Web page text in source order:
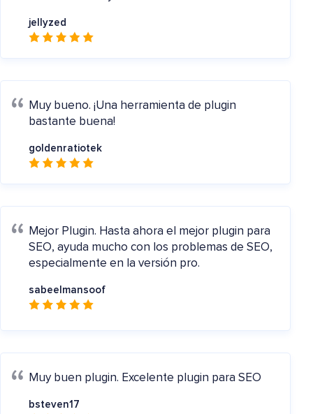
jellyzed
Muy bueno. ¡Una herramienta de plugin
bastante buena!
goldenratiotek
Mejor Plugin. Hasta ahora el mejor plugin para
SEO, ayuda mucho con los problemas de SEO,
especialmente en la versión pro.
sabeelmansoof
Muy buen plugin. Excelente plugin para SEO
bsteven17